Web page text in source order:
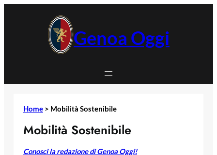
Genoa Oggi
Home > Mobilità Sostenibile
Mobilità Sostenibile
Conosci la redazione di Genoa Oggi!